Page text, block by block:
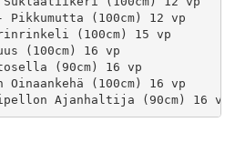
(100cm) 12 vp
(100cm) 15 vp
(100cm) 16 vp
(90cm) 16 vp
(100cm) 16 vp
Ajanhaltija (90cm) 16 vp